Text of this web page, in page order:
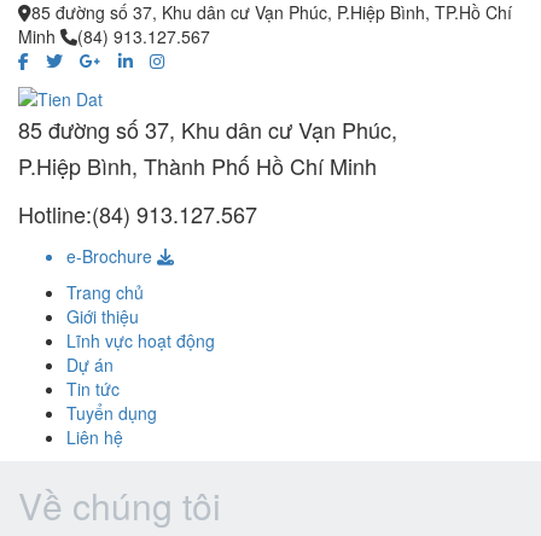
85 đường số 37, Khu dân cư Vạn Phúc, P.Hiệp Bình, TP.Hồ Chí
Minh
(84) 913.127.567
85 đường số 37, Khu dân cư Vạn Phúc,
P.Hiệp Bình, Thành Phố Hồ Chí Minh
Hotline:(84) 913.127.567
e-Brochure
Trang chủ
Giới thiệu
Lĩnh vực hoạt động
Dự án
Tin tức
Tuyển dụng
Liên hệ
Về chúng tôi